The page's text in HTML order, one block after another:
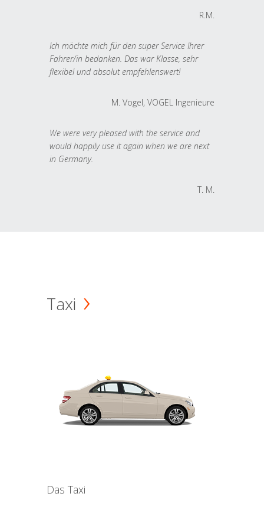
R.M.
Ich möchte mich für den super Service Ihrer
Fahrer/in bedanken. Das war Klasse, sehr
flexibel und absolut empfehlenswert!
M. Vogel, VOGEL Ingenieure
We were very pleased with the service and
would happily use it again when we are next
in Germany.
T. M.
Taxi
Das Taxi